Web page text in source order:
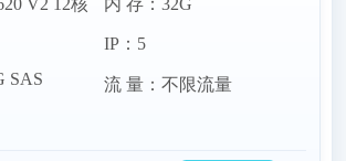
V2 12核
SAS
内 存：32G
IP：5
流 量：不限流量